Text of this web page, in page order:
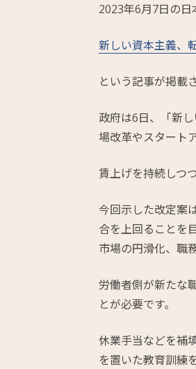
2023年6月7日の日
新しい資本主義、
という記事が掲載
政府は6日、「新
場改革やスタート
賃上げを持続しつ
今回示した改定案
合を上回ることを
市場の円滑化、職
労働者側が新たな
とが必要です。
休業手当などを補
を置いた教育訓練